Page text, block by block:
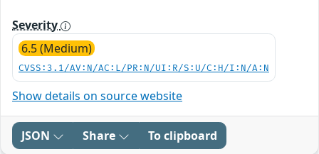
Severity
6.5 (Medium)
CVSS:3.1/AV:N/AC:L/PR:N/UI:R/S:U/C:H/I:N/A:N
Show details on source website
JSON Share To clipboard